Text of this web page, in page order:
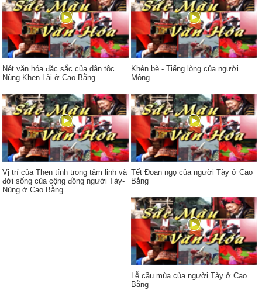
Nét văn hóa đặc sắc của dân tộc
Nùng Khen Lài ở Cao Bằng
Khèn bè - Tiếng lòng của người
Mông
Vị trí của Then tính trong tâm linh và
đời sống của cộng đồng người Tày-
Nùng ở Cao Bằng
Tết Đoan ngọ của người Tày ở Cao
Bằng
Lễ cầu mùa của người Tày ở Cao
Bằng